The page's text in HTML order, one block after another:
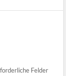
Felder